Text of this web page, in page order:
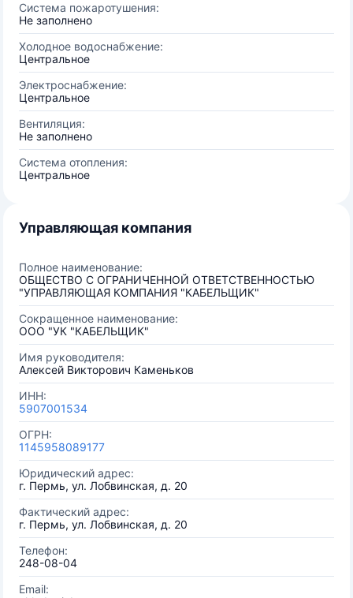
Система пожаротушения:
Не заполнено
Холодное водоснабжение:
Центральное
Электроснабжение:
Центральное
Вентиляция:
Не заполнено
Система отопления:
Центральное
Управляющая компания
Полное наименование:
ОБЩЕСТВО С ОГРАНИЧЕННОЙ ОТВЕТСТВЕННОСТЬЮ
"УПРАВЛЯЮЩАЯ КОМПАНИЯ "КАБЕЛЬЩИК"
Сокращенное наименование:
ООО "УК "КАБЕЛЬЩИК"
Имя руководителя:
Алексей Викторович Каменьков
ИНН:
5907001534
ОГРН:
1145958089177
Юридический адрес:
г. Пермь, ул. Лобвинская, д. 20
Фактический адрес:
г. Пермь, ул. Лобвинская, д. 20
Телефон:
248-08-04
Email: